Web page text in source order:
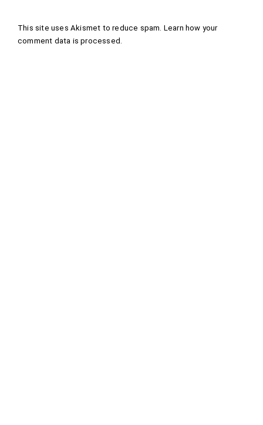
This site uses Akismet to reduce spam. Learn how your
comment data is processed